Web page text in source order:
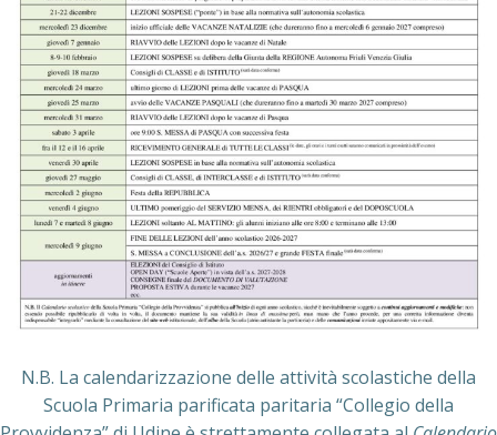
N.B. La calendarizzazione delle attività scolastiche della
Scuola Primaria parificata paritaria “Collegio della